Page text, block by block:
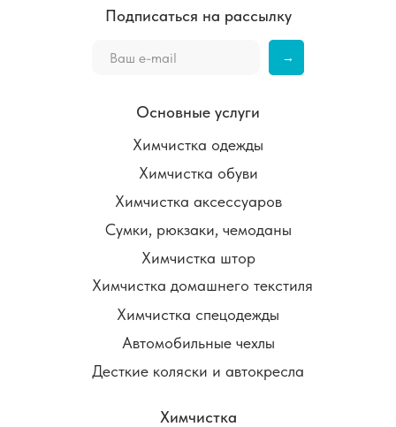
Химчистка одежды
Химчистка обуви
Химчистка аксессуаров
Сумки, рюкзаки, чемоданы
Химчистка штор
Химчистка домашнего текстиля
Химчистка спецодежды
Автомобильные чехлы
Десткие коляски и автокресла
Основные услуги
Химчистка
→
Подписаться на рассылку